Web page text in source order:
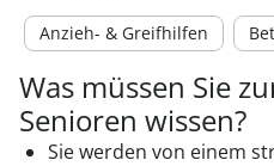
Anzieh- & Greifhilfen
Was müssen Sie
Senioren wissen?
Sie werden von einem